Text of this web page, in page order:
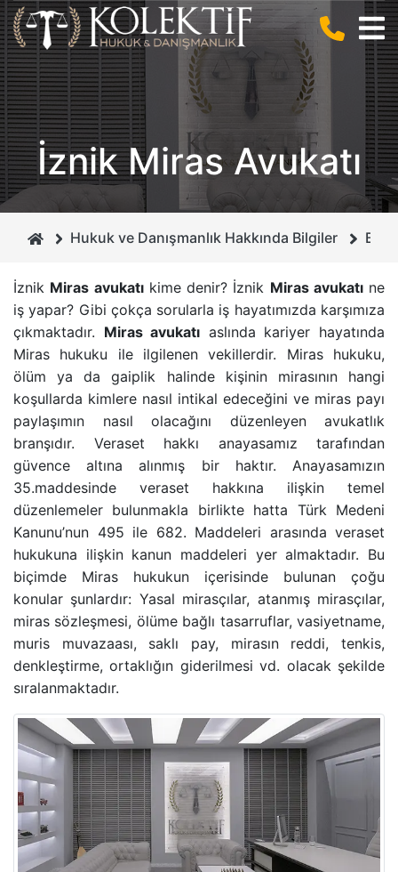
BIZ KIMIZ ?
KURUCUMUZ
CEZA HUKUKU
BILIŞIM HUKUKU
MIRAS HUKUKU
GAYRIMENKUL HUKUKU
BOŞANMA VE AILE HUKUKU
İCRA VE İFLAS HUKUKU
BORÇLAR HUKUKU
ANLAŞMALI BOŞANMA
BILIŞIM SUÇLARI
DOLANDIRICILIK SUÇU
CEZA MAHKEMELERI
İHTIYATI HACIZ
İSIM VE SOYISIM DEĞIŞIKLIĞI DAVASI
ÇEKIŞMELI BOŞANMA DAVASI
BANKA HESABINA KONULAN BLOKENIN
GAYRIMENKUL AVUKATI
HAKARET SUÇU
İZALE-I ŞUYU DAVASI
TAŞINMAZ SATIŞ VAADI SÖZLEŞMESI
ECRIMISIL DAVASI
KASTEN YARALAMA SUÇU
UYUŞTURUCU TICARETI DAVASI
ADLI KONTROL TEDBIRI
HIRSIZLIK SUÇU
İznik Miras Avukatı
Hukuk ve Danışmanlık Hakkında Bilgiler
İznik Miras avukatıkime denir? İznik Miras avukatıne
iş yapar? Gibi çokça sorularla iş hayatımızda karşımıza
çıkmaktadır. Miras avukatı aslında kariyer hayatında
Miras hukuku ile ilgilenen vekillerdir. Miras hukuku,
ölüm ya da gaiplik halinde kişinin mirasının hangi
koşullarda kimlere nasıl intikal edeceğini ve miras payı
paylaşımın nasıl olacağını düzenleyen avukatlık
branşıdır. Veraset hakkı anayasamız tarafından
güvence altına alınmış bir haktır. Anayasamızın
35.maddesinde veraset hakkına ilişkin temel
düzenlemeler bulunmakla birlikte hatta Türk Medeni
Kanunu’nun 495 ile 682. Maddeleri arasında veraset
hukukuna ilişkin kanun maddeleri yer almaktadır. Bu
biçimde Miras hukukun içerisinde bulunan çoğu
konular şunlardır: Yasal mirasçılar, atanmış mirasçılar,
miras sözleşmesi, ölüme bağlı tasarruflar,vasiyetname,
muris muvazaası, saklı pay, mirasın reddi,tenkis,
denkleştirme,ortaklığın giderilmesi vd. olacak şekilde
sıralanmaktadır.